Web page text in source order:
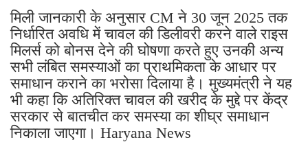
मिली जानकारी के अनुसार CM ने 30 जून 2025 तक
निर्धारित अवधि में चावल की डिलीवरी करने वाले राइस
मिलर्स को बोनस देने की घोषणा करते हुए उनकी अन्य
सभी लंबित समस्याओं का प्राथमिकता के आधार पर
समाधान कराने का भरोसा दिलाया है। मुख्यमंत्री ने यह
भी कहा कि अतिरिक्त चावल की खरीद के मुद्दे पर केंद्र
सरकार से बातचीत कर समस्या का शीघ्र समाधान
निकाला जाएगा। Haryana News